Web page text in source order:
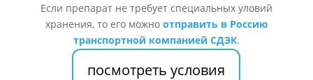
Если препарат не требует специальных уловий
хранения, то его можно отправить в Россию
транспортной компанией СДЭК.
посмотреть условия